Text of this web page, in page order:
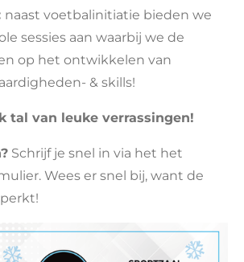
naast voetbalinitiatie bieden we
sessies aan waarbij we de
op het ontwikkelen van
& skills!
tal van leuke verrassingen!
Schrijf je snel in via het het
Wees er snel bij, want de